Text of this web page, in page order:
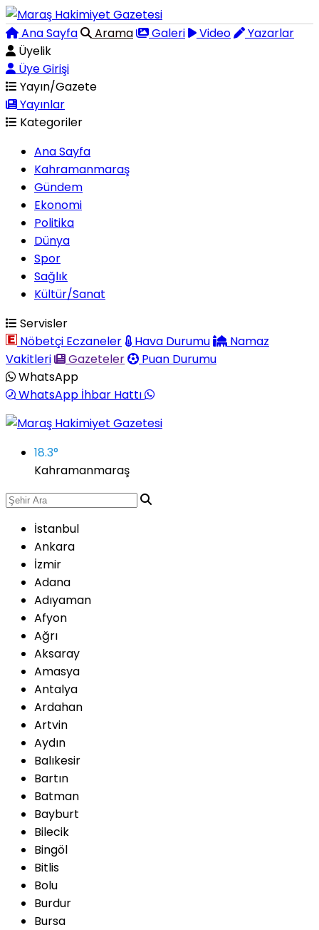
Ana Sayfa Arama Galeri Video
Yazarlar
Üyelik
Üye Girişi
Yayın/Gazete
Yayınlar
Kategoriler
Ana Sayfa
Kahramanmaraş
Gündem
Ekonomi
Politika
Dünya
Spor
Sağlık
Kültür/Sanat
Servisler
Nöbetçi Eczaneler
Hava Durumu
Namaz
Vakitleri
Gazeteler
Puan Durumu
WhatsApp
WhatsApp İhbar Hattı
18.3°
Kahramanmaraş
İstanbul
Ankara
İzmir
Adana
Adıyaman
Afyon
Ağrı
Aksaray
Amasya
Antalya
Ardahan
Artvin
Aydın
Balıkesir
Bartın
Batman
Bayburt
Bilecik
Bingöl
Bitlis
Bolu
Burdur
Bursa